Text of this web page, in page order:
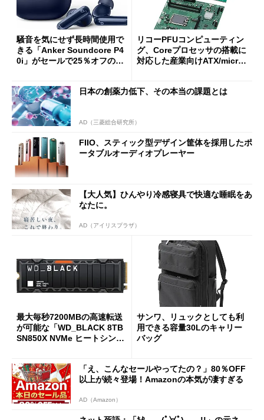
騒音を気にせず長時間使用で
きる「Anker Soundcore P4
0i」がセールで25％オフの59
リコーPFUコンピューティン
グ、Coreプロセッサの搭載に
対応した産業向けATX/micro
日本の創薬力低下、その本当の課題とは
AD（三菱総合研究所）
FIIO、スティック型デザイン筐体を採用したポ
ータブルオーディオプレーヤー
【大人気】ひんやり冷感寝具で快適な睡眠をあ
なたに。
AD（アイリスプラザ）
最大毎秒7200MBの高速転送
が可能な「WD_BLACK 8TB
SN850X NVMe ヒートシンク
サンワ、リュックとしても利
用できる容量30Lのキャリー
バッグ
「え、こんなセールやってたの？」80％OFF
以上が続々登場！Amazonの本気が凄すぎる
AD（Amazon）